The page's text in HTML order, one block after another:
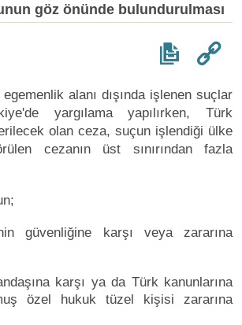
göz önünde bulundurulması
alanı dışında işlenen suçlar
yargılama yapılırken, Türk
olan ceza, suçun işlendiği ülke
cezanın üst sınırından fazla
güvenliğine karşı veya zararına
karşı ya da Türk kanunlarına
özel hukuk tüzel kişisi zararına